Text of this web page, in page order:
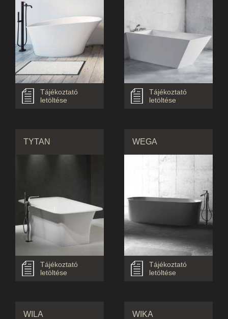
Tájékoztató
letöltése
Tájékoztató
letöltése
TYTAN
Tájékoztató
letöltése
WEGA
Tájékoztató
letöltése
WILA WIKA